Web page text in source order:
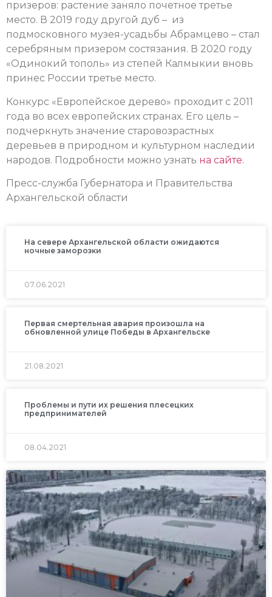
призеров: растение заняло почетное третье
место. В 2019 году другой дуб – из
подмосковного музея-усадьбы Абрамцево – стал
серебряным призером состязания. В 2020 году
«Одинокий тополь» из степей Калмыкии вновь
принес России третье место.
Конкурс «Европейское дерево» проходит с 2011
года во всех европейских странах. Его цель –
подчеркнуть значение старовозрастных
деревьев в природном и культурном наследии
народов. Подробности можно узнать на сайте.
Пресс-служба Губернатора и Правительства
Архангельской области
На севере Архангельской области ожидаются
ночные заморозки
07.06.2021
Первая смертельная авария произошла на
обновленной улице Победы в Архангельске
21.08.2021
Проблемы и пути их решения плесецких
предпринимателей
08.04.2021